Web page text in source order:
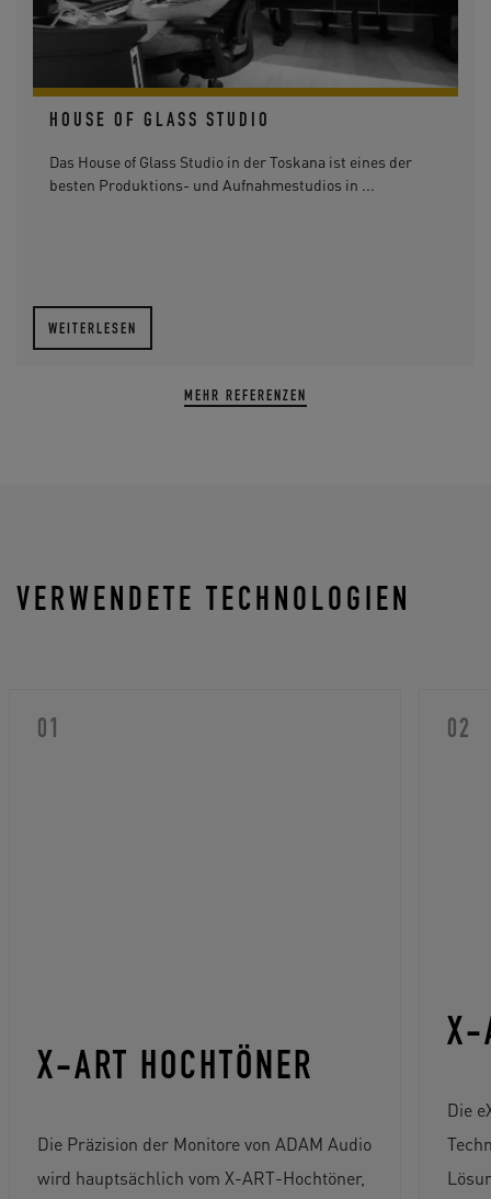
HOUSE OF GLASS STUDIO
Das House of Glass Studio in der Toskana ist eines der
besten Produktions- und Aufnahmestudios in ...
WEITERLESEN
MEHR REFERENZEN
VERWENDETE TECHNOLOGIEN
X-ART HOCHTÖNER
Die Präzision der Monitore von ADAM Audio
wird hauptsächlich vom X-ART-Hochtöner,
X-
Die